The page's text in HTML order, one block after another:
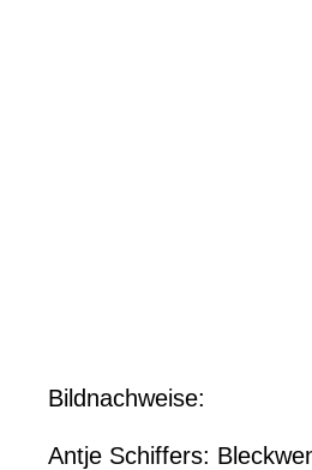
Bildnachweise:
Antje Schiffers: